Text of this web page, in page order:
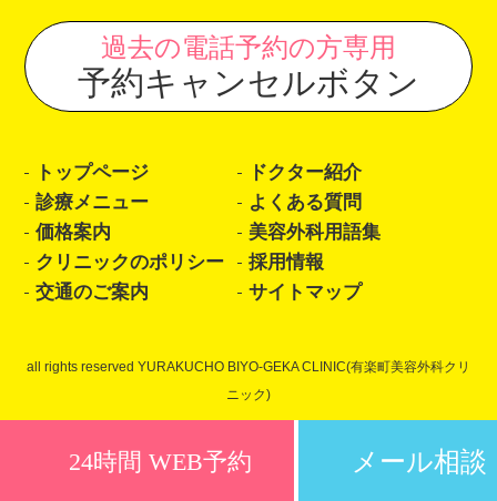
過去の電話予約の方専用
予約キャンセルボタン
トップページ
ドクター紹介
診療メニュー
よくある質問
価格案内
美容外科用語集
クリニックのポリシー
採用情報
交通のご案内
サイトマップ
all rights reserved YURAKUCHO BIYO-GEKA CLINIC(有楽町美容外科クリ
ニック)